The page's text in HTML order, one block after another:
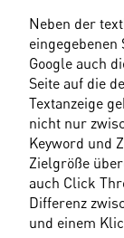
Neben der
Google auch
Seite auf die
Textanzeige
nicht nur
Keyword und
Zielgröße
auch Click
Differenz
und einem